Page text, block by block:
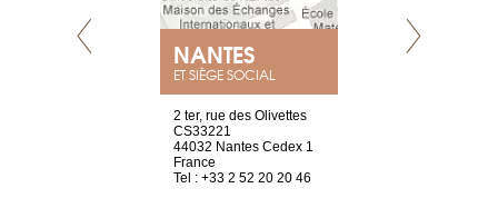
NANTES
ET SIÈGE SOCIAL
2 ter, rue des Olivettes
CS33221
44032 Nantes Cedex 1
France
Tel : +33 2 52 20 20 46